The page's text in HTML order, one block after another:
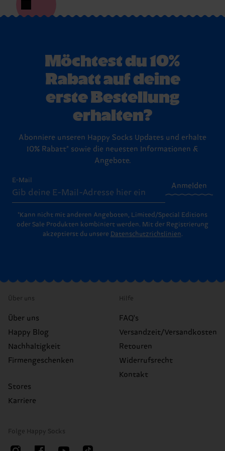
Möchtest du 10%
Rabatt auf deine
erste Bestellung
erhalten?
Abonniere unseren Happy Socks Updates und erhalte
10% Rabatt* sowie die neuesten Informationen &
Angebote.
E-Mail
Anmelden
*Kann nicht mit anderen Angeboten, Limited/Special Editions
oder Sale Produkten kombiniert werden. Mit der Registrierung
akzeptierst du unsere Datenschutzrichtlinien.
Über uns
Über uns
Happy Blog
Nachhaltigkeit
Firmengeschenken
Stores
Karriere
Hilfe
FAQ's
Versandzeit/Versandkosten
Retouren
Widerrufsrecht
Kontakt
Folge Happy Socks